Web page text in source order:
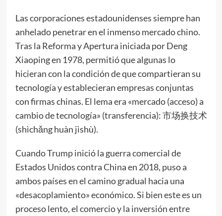
Las corporaciones estadounidenses siempre han
anhelado penetrar en el inmenso mercado chino.
Tras la Reforma y Apertura iniciada por Deng
Xiaoping en 1978, permitió que algunas lo
hicieran con la condición de que compartieran su
tecnología y establecieran empresas conjuntas
con firmas chinas. El lema era «mercado (acceso) a
cambio de tecnología» (transferencia): 市场换技术
(shìchǎng huàn jìshù).
Cuando Trump inició la guerra comercial de
Estados Unidos contra China en 2018, puso a
ambos países en el camino gradual hacia una
«desacoplamiento» económico. Si bien este es un
proceso lento, el comercio y la inversión entre